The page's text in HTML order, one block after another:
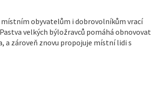
místním obyvatelům i dobrovolníkům vrací
velkých býložravců pomáhá obnovovat
a zároveň znovu propojuje místní lidi s